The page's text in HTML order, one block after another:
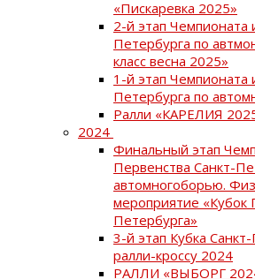
«Пискаревка 2025»
2-й этап Чемпионата
Петербурга по
класс весна 2025»
1-й этап Чемпионата
Петербурга по
Ралли «КАРЕЛИЯ
2024
Финальный этап
Первенства Санкт-
автомногоборью.
мероприятие «Кубок
Петербурга»
3-й этап Кубка
ралли-кроссу 2024
РАЛЛИ «ВЫБОРГ